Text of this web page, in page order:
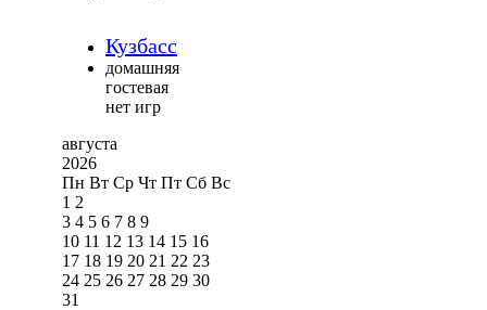
Кузбасс
домашняя
гостевая
нет игр
августа
2026
Пн Вт Ср Чт Пт Сб Вс
1 2
3 4 5 6 7 8 9
10 11 12 13 14 15 16
17 18 19 20 21 22 23
24 25 26 27 28 29 30
31